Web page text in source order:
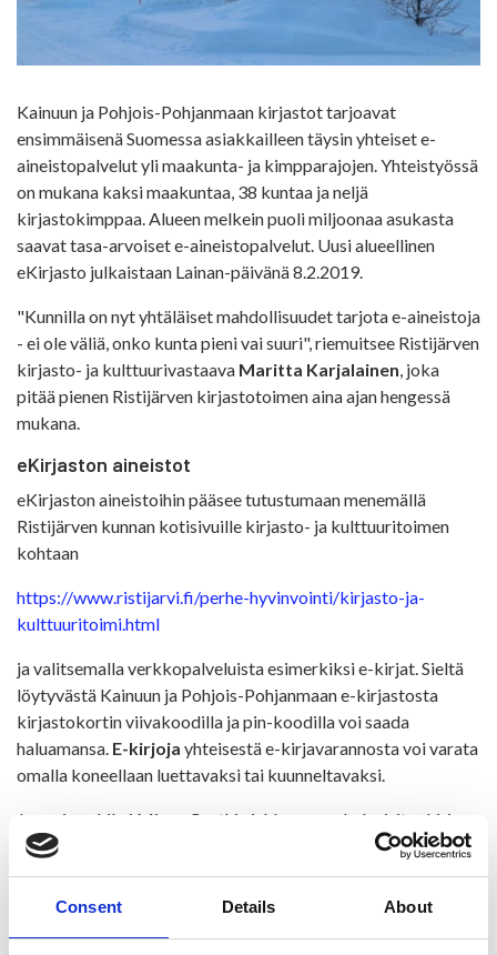
Consent Details About
Kainuun ja Pohjois-Pohjanmaan kirjastot tarjoavat
ensimmäisenä Suomessa asiakkailleen täysin yhteiset e-
aineistopalvelut yli maakunta- ja kimpparajojen. Yhteistyössä
on mukana kaksi maakuntaa, 38 kuntaa ja neljä
kirjastokimppaa. Alueen melkein puoli miljoonaa asukasta
saavat tasa-arvoiset e-aineistopalvelut. Uusi alueellinen
eKirjasto julkaistaan Lainan-päivänä 8.2.2019.
"Kunnilla on nyt yhtäläiset mahdollisuudet tarjota e-aineistoja
- ei ole väliä, onko kunta pieni vai suuri", riemuitsee Ristijärven
kirjasto- ja kulttuurivastaava Maritta Karjalainen , joka
pitää pienen Ristijärven kirjastotoimen aina ajan hengessä
mukana.
eKirjaston aineistot
eKirjaston aineistoihin pääsee tutustumaan menemällä
Ristijärven kunnan kotisivuille kirjasto- ja kulttuuritoimen
kohtaan
https://www.ristijarvi.fi/perhe-hyvinvointi/kirjasto-ja-
kulttuuritoimi.html
ja valitsemalla verkkopalveluista esimerkiksi e-kirjat. Sieltä
löytyvästä Kainuun ja Pohjois-Pohjanmaan e-kirjastosta
kirjastokortin viivakoodilla ja pin-koodilla voi saada
haluamansa. E-kirjoja yhteisestä e-kirjavarannosta voi varata
omalla koneellaan luettavaksi tai kuunneltavaksi.
Jos esimerkiksi Minna Canthin juhlavuonna haluaisit e-kirjana
Minna Maijalan Punaiset kengät – Minna Canthista,
rakkaudesta ja vallasta, menet e-kirjakokoelmaan ja katsot,
onko se siellä aktiivisena, eli voitko suoraan ladata sen